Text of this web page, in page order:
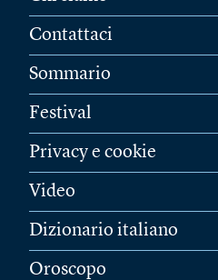
Contattaci
Sommario
Festival
Privacy e cookie
Video
Dizionario italiano
Oroscopo